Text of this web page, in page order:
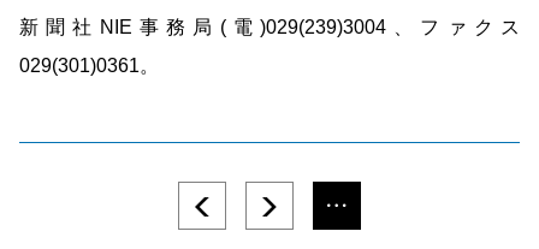
新聞社NIE事務局(電)029(239)3004、ファクス
029(301)0361。